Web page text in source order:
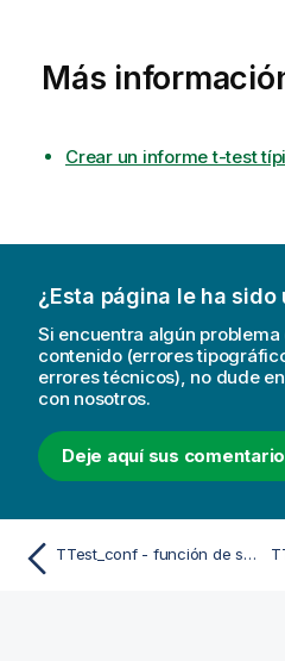
Más
Crear un informe t-test
¿Esta página le ha sido
Si encuentra algún problema
contenido (errores
errores técnicos), no dude
con nosotros.
Deje aquí sus
TTest_conf - función de script y de gráfico